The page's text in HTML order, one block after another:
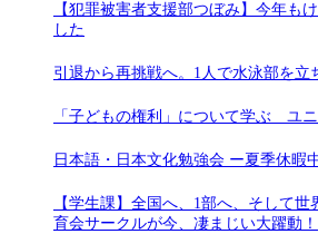
【犯罪被害者支援部つぼみ】今年も
した
引退から再挑戦へ。1人で水泳部を立
「子どもの権利」について学ぶ ユ
日本語・日本文化勉強会 ー夏季休暇
【学生課】全国へ、1部へ、そして
育会サークルが今、凄まじい大躍動！